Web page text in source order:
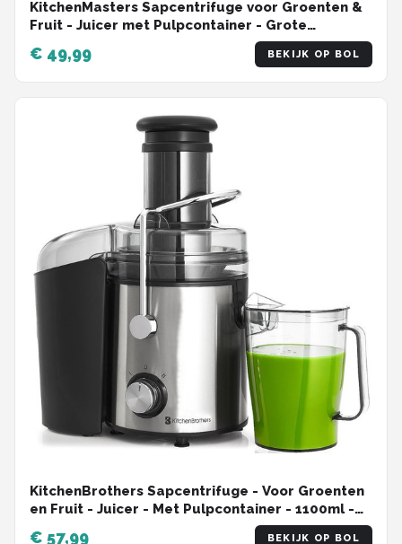
KitchenMasters Sapcentrifuge voor Groenten &
Fruit - Juicer met Pulpcontainer - Grote
Vulopening - 3 snelheden - 800 Watt
€ 49,99 BEKIJK OP BOL
KitchenBrothers Sapcentrifuge - Voor Groenten
en Fruit - Juicer - Met Pulpcontainer - 1100ml -
€ 57,99 BEKIJK OP BOL